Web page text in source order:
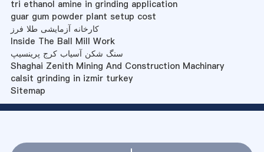
tri ethanol amine in grinding application
guar gum powder plant setup cost
کارخانه آزمایشی طلا فرز
Inside The Ball Mill Work
سنگ شکن آسیاب کرج پرینسیپ
Shaghai Zenith Mining And Construction Machinary
calsit grinding in izmir turkey
Sitemap